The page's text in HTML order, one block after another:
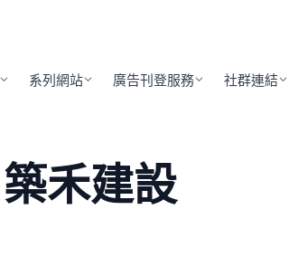
系列網站 廣告刊登服務 社群連結
築禾建設